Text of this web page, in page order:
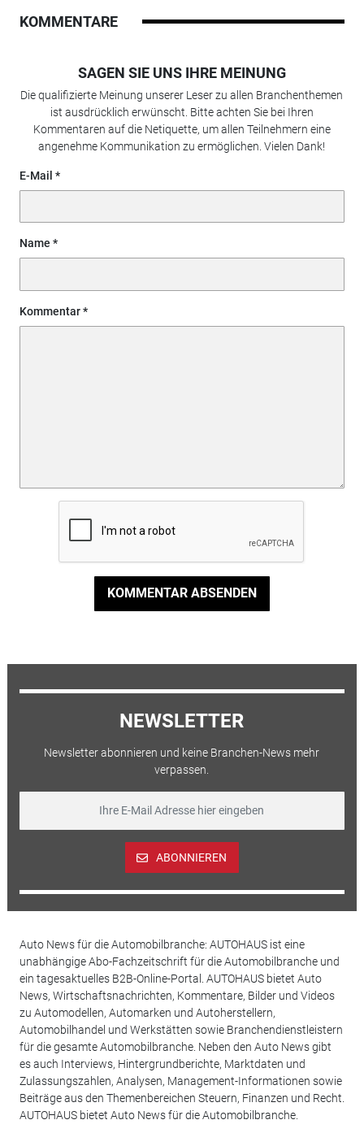
KOMMENTARE
SAGEN SIE UNS IHRE MEINUNG
Die qualifizierte Meinung unserer Leser zu allen Branchenthemen
ist ausdrücklich erwünscht. Bitte achten Sie bei Ihren
Kommentaren auf die Netiquette, um allen Teilnehmern eine
angenehme Kommunikation zu ermöglichen. Vielen Dank!
E-Mail
Name
Kommentar
KOMMENTAR ABSENDEN
NEWSLETTER
Newsletter abonnieren und keine Branchen-News mehr
verpassen.
ABONNIEREN
Auto News für die Automobilbranche: AUTOHAUS ist eine
unabhängige Abo-Fachzeitschrift für die Automobilbranche und
ein tagesaktuelles B2B-Online-Portal. AUTOHAUS bietet Auto
News, Wirtschaftsnachrichten, Kommentare, Bilder und Videos
zu Automodellen, Automarken und Autoherstellern,
Automobilhandel und Werkstätten sowie Branchendienstleistern
für die gesamte Automobilbranche. Neben den Auto News gibt
es auch Interviews, Hintergrundberichte, Marktdaten und
Zulassungszahlen, Analysen, Management-Informationen sowie
Beiträge aus den Themenbereichen Steuern, Finanzen und Recht.
AUTOHAUS bietet Auto News für die Automobilbranche.